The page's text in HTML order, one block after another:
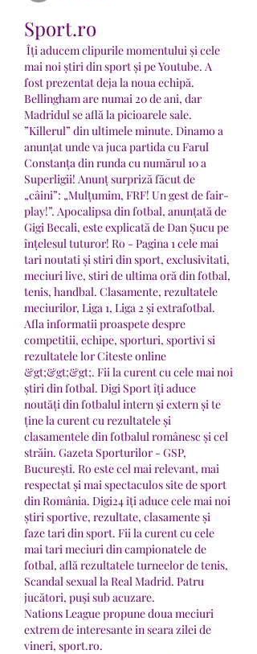
Sport.ro
mai noi știri din sport și pe Youtube. A
fost prezentat deja la noua echipă.
Bellingham are numai 20 de ani, dar
Madridul se află la picioarele sale.
”Killerul” din ultimele minute. Dinamo a
anunțat unde va juca partida cu Farul
Constanța din runda cu numărul 10 a
Superligii! Anunț surpriză făcut de
„câini”: „Mulțumim, FRF! Un gest de fair-
play!”. Apocalipsa din fotbal, anunțată de
Gigi Becali, este explicată de Dan Șucu pe
înțelesul tuturor! Ro - Pagina 1 cele mai
tari noutati și stiri din sport, exclusivitati,
meciuri live, stiri de ultima oră din fotbal,
tenis, handbal. Clasamente, rezultatele
meciurilor, Liga 1, Liga 2 și extrafotbal.
Afla informatii proaspete despre
competitii, echipe, sporturi, sportivi si
rezultatele lor Citeste online
&gt;&gt;&gt;. Fii la curent cu cele mai noi
știri din fotbal. Digi Sport îți aduce
noutăți din fotbalul intern și extern și te
ține la curent cu rezultatele și
clasamentele din fotbalul românesc și cel
străin. Gazeta Sporturilor - GSP,
București. Ro este cel mai relevant, mai
respectat și mai spectaculos site de sport
din România. Digi24 îți aduce cele mai noi
știri sportive, rezultate, clasamente și
faze tari din sport. Fii la curent cu cele
mai tari meciuri din campionatele de
fotbal, află rezultatele turneelor de tenis,
Scandal sexual la Real Madrid. Patru
jucători, puşi sub acuzare.
Nations League propune doua meciuri
extrem de interesante in seara zilei de
vineri, sport.ro.